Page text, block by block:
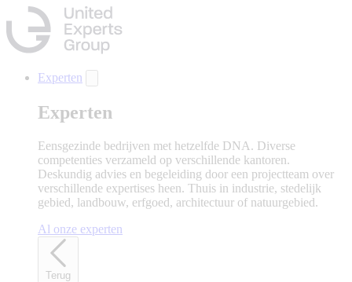
Naar
hoofdinhoud
gaan
Experten
Experten
Eensgezinde bedrijven met hetzelfde DNA. Diverse
competenties verzameld op verschillende kantoren.
Deskundig advies en begeleiding door een projectteam over
verschillende expertises heen. Thuis in industrie, stedelijk
gebied, landbouw, erfgoed, architectuur of natuurgebied.
Al onze experten
Terug